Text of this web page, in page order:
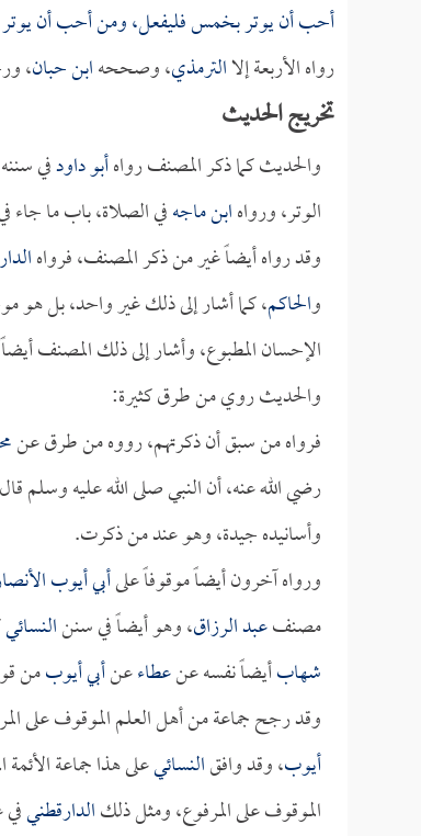
أحب أن يوتر بخمس فليفعل، ومن أحب أن
رواه الأربعة إلاالترمذي، وصححهابن حبان،
تخريج الحديث
والحديث كما ذكر المصنف رواهأبو داودفي
الوتر، ورواهابن ماجهفي الصلاة، باب ما جاء
وقد رواه أيضاً غير من ذكر المصنف، فرواه
والحاكم، كما أشار إلى ذلك غير واحد، بل هو موجود في
الإحسان المطبوع، وأشار إلى ذلك المصنف
والحديث روي من طرق كثيرة:
فرواه من سبق أن ذكرتهم، رووه من طرق عن
رضي الله عنه، أن النبي صلى الله عليه وسلم
وأسانيده جيدة، وهو عند من ذكرت.
ورواه آخرون أيضاً موقوفاً علىأبي أيوب
مصنفعبد الرزاق، وهو أيضاً في سننالنسائي
شهابأيضاً نفسه عنعطاءعنأبي أيوبمن
وقد رجح جماعة من أهل العلم الموقوف على
أيوب، وقد وافقالنسائيعلى هذا جماعة
الموقوف على المرفوع، ومثل ذلكالدارقطني